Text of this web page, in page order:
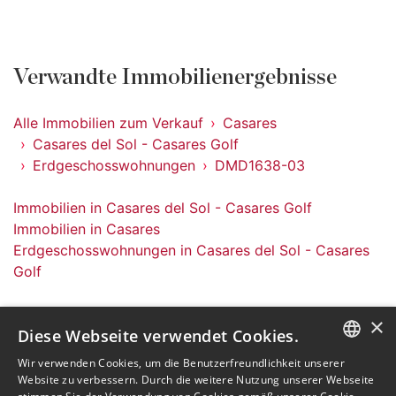
Verwandte Immobilienergebnisse
Alle Immobilien zum Verkauf
Casares
Casares del Sol - Casares Golf
Erdgeschosswohnungen
DMD1638-03
Immobilien in Casares del Sol - Casares Golf
Immobilien in Casares
Erdgeschosswohnungen in Casares del Sol - Casares
Golf
Abonnieren Sie unseren Newsletter ENGLISH
×
Diese Webseite verwendet Cookies.
Wir verwenden Cookies, um die Benutzerfreundlichkeit unserer
Website zu verbessern. Durch die weitere Nutzung unserer Webseite